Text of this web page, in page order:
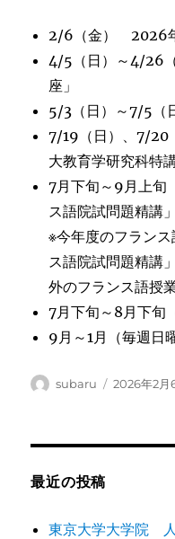
2/6（金） 2026
4/5（日）～4/26
座」
5/3（日）～7/5（
7/19（日）、7/20
大教育学研究科特
7月下旬～9月上
ス語院試問題精講
※今年度のフラン
ス語院試問題精講
外のフランス語授
7月下旬～8月下旬
9月～1月（毎週日
投
subaru
投
2026年2月
最近の投稿
東京大学大学院